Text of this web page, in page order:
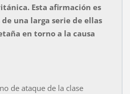
Esta afirmación es
una larga serie de ellas
en torno a la causa
de ataque de la clase